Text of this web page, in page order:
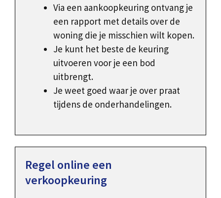
Via een aankoopkeuring ontvang je
een rapport met details over de
woning die je misschien wilt kopen.
Je kunt het beste de keuring
uitvoeren voor je een bod
uitbrengt.
Je weet goed waar je over praat
tijdens de onderhandelingen.
Regel online een
verkoopkeuring